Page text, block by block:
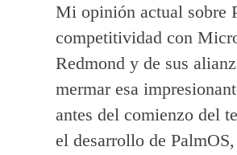
Mi opinión actual sobre
competitividad con
Redmond y de sus
mermar esa
antes del comienzo del
el desarrollo de